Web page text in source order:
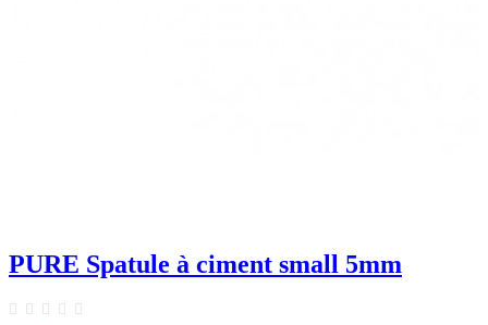
PURE Spatule à ciment small 5mm